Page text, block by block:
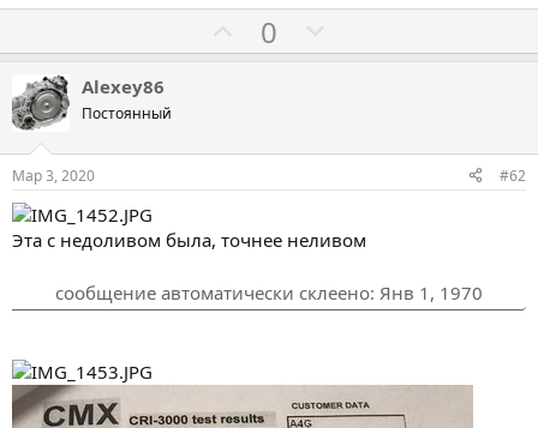
о
с
в
а
т
ь
з
0
о
с
в
а
т
ь
п
о
т
Alexey86
Постоянный
Мар 3, 2020 #62
Эта с недоливом была, точнее неливом
сообщение автоматически склеено: Янв 1, 1970